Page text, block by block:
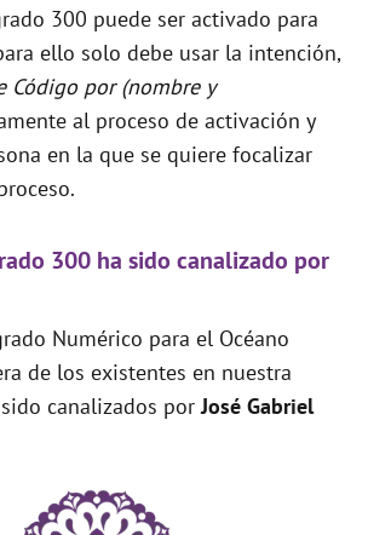
300 puede ser activado para
ello solo debe usar la intención,
Código por (nombre y
al proceso de activación y
en la que se quiere focalizar
300 ha sido canalizado por
Numérico para el Océano
de los existentes en nuestra
canalizados porJosé Gabriel